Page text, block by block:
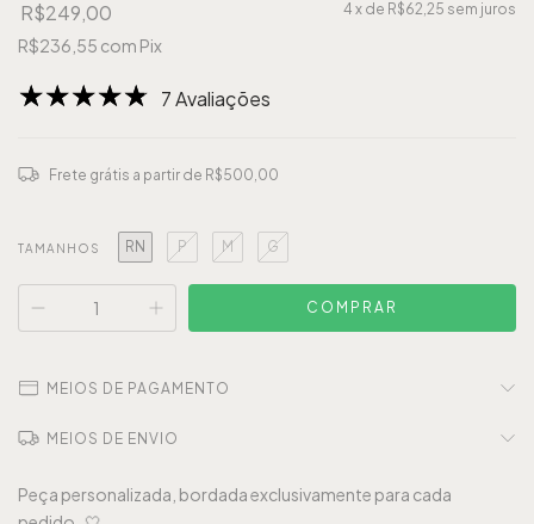
R$249,00 4 x de R$62,25 sem juros
R$236,55 com Pix
7 Avaliações
Frete grátis a partir de R$500,00
TAMANHOS RN P M G
MEIOS DE PAGAMENTO
MEIOS DE ENVIO
Peça personalizada, bordada exclusivamente para cada